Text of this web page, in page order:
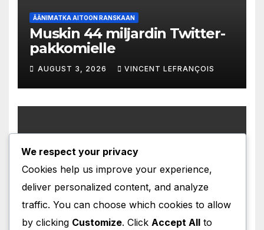
ÄÄNIMATKA AITOON RANSKAAN
Muskin 44 miljardin Twitter-
pakkomielle
AUGUST 3, 2026 VINCENT LEFRANÇOIS
ÄÄNIMATKA AITOON RANSKAAN
Mbappén 630 miljoonan
särkyneet lupaukset
AUGUST 2, 2026 VINCENT LEFRANÇOIS
We respect your privacy
Cookies help us improve your experience,
deliver personalized content, and analyze
traffic. You can choose which cookies to allow
by clicking Customize. Click Accept All to